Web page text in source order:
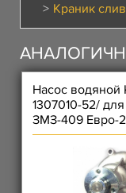
Краник
Насос водяной
1307010-52/
ЗМЗ-409 Евро-2